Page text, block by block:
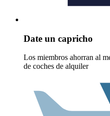
Date un capricho
Los miembros ahorran al
de coches de alquiler